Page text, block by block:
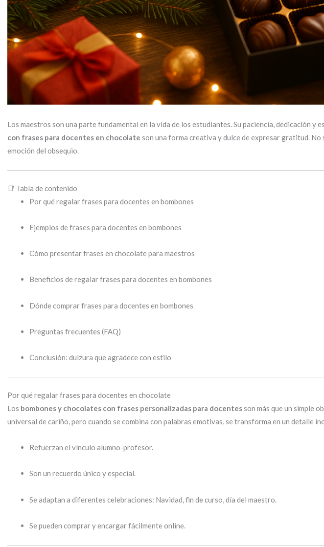
Los maestros son una parte fundamental en la vida de los estudiantes. Su paciencia, dedicación
con frases para docentes en chocolate son una forma creativa y dulce de expresar gratitud.
emoción del obsequio.
📑 Tabla de contenido
Por qué regalar frases para docentes en bombones
Ejemplos de frases para docentes en bombones
Cómo presentar frases en chocolate para maestros
Beneficios de regalar frases para docentes en bombones
Dónde comprar frases para docentes en bombones
Preguntas frecuentes (FAQ)
Conclusión: dulzura que agradece con estilo
Por qué regalar frases para docentes en chocolate
Los bombones y chocolates con frases personalizadas para docentesson más que un simple
universal de cariño, pero cuando se combina con palabras emotivas, se transforma en un detalle
Refuerzan el vínculo alumno-profesor.
Son un recuerdo único y especial.
Se adaptan a diferentes celebraciones: Navidad, fin de curso, día del maestro.
Se pueden comprar y encargar fácilmente online.